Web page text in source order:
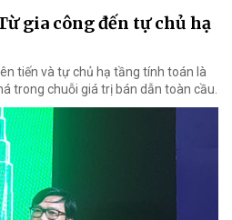
gia công đến tự chủ hạ
tiến và tự chủ hạ tầng tính toán là
trong chuỗi giá trị bán dẫn toàn cầu.